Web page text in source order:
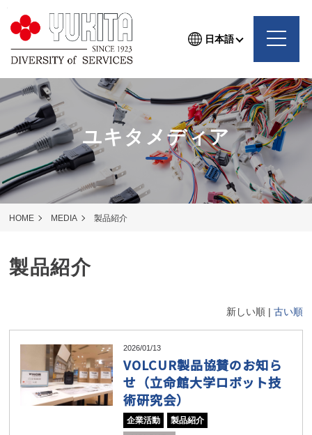
日本語
ユキタメディア
HOME MEDIA 製品紹介
製品紹介
新しい順 | 古い順
2026/01/13
VOLCUR製品協賛のお知ら
せ（立命館大学ロボット技
術研究会）
企業活動
製品紹介